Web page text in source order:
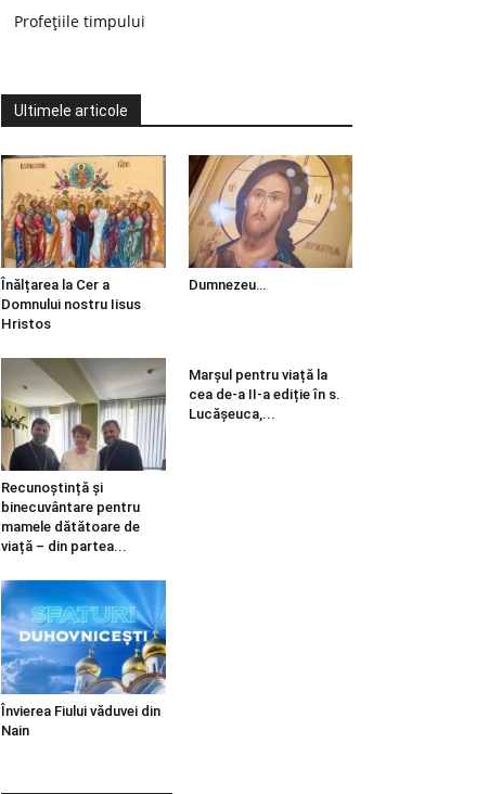
Profețiile timpului
Ultimele articole
Înălțarea la Cer a
Domnului nostru Iisus
Hristos
Dumnezeu…
Recunoștință și
binecuvântare pentru
mamele dătătoare de
viață – din partea...
Marșul pentru viață la
cea de-a II-a ediție în s.
Lucășeuca,...
Învierea Fiului văduvei din
Nain